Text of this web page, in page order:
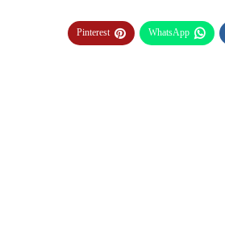
WhatsApp
Pinterest